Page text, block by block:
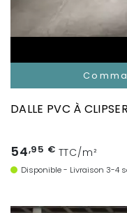
DALLE PVC À
54,95 € TTC/m²
Disponible - Livraison 3-4